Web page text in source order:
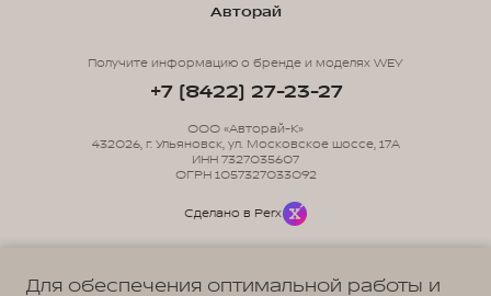
Авторай
Получите информацию о бренде и моделях WEY
+7 (8422) 27-23-27
ООО «Авторай-К»
432026, г. Ульяновск, ул. Московское шоссе, 17А
ИНН 7327035607
ОГРН 1057327033092
Сделано в Perx
Для обеспечения оптимальной работы и